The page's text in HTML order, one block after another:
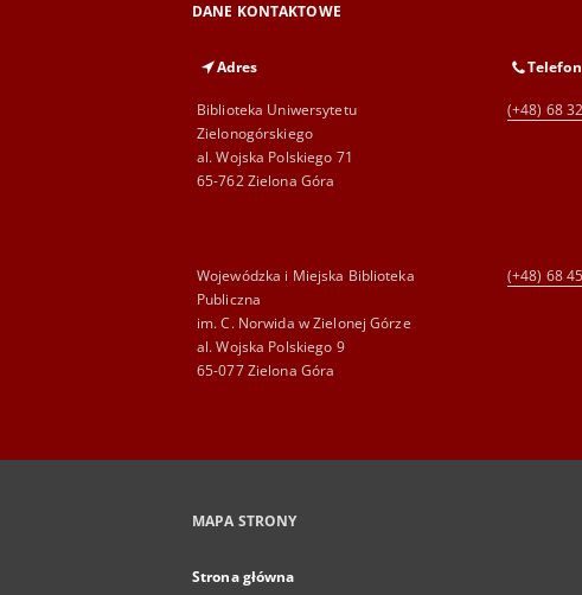
DANE KONTAKTOWE
Adres
Biblioteka Uniwersytetu
Zielonogórskiego
al. Wojska Polskiego 71
65-762 Zielona Góra
Telefon
(+48) 68
Wojewódzka i Miejska Biblioteka
Publiczna
im. C. Norwida w Zielonej Górze
al. Wojska Polskiego 9
65-077 Zielona Góra
(+48) 68
MAPA STRONY
Strona główna